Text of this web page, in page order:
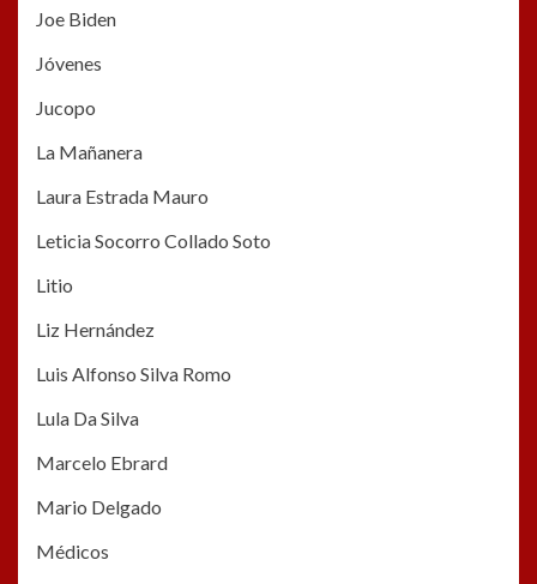
Joe Biden
Jóvenes
Jucopo
La Mañanera
Laura Estrada Mauro
Leticia Socorro Collado Soto
Litio
Liz Hernández
Luis Alfonso Silva Romo
Lula Da Silva
Marcelo Ebrard
Mario Delgado
Médicos